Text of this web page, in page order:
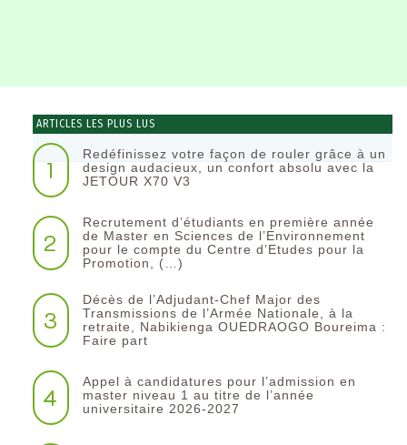
ARTICLES LES PLUS LUS
1
Redéfinissez votre façon de rouler grâce à un
design audacieux, un confort absolu avec la
JETOUR X70 V3
2
Recrutement d’étudiants en première année
de Master en Sciences de l’Environnement
pour le compte du Centre d’Etudes pour la
Promotion, (…)
3
Décès de l’Adjudant-Chef Major des
Transmissions de l’Armée Nationale, à la
retraite, Nabikienga OUEDRAOGO Boureima :
Faire part
4
Appel à candidatures pour l’admission en
master niveau 1 au titre de l’année
universitaire 2026-2027